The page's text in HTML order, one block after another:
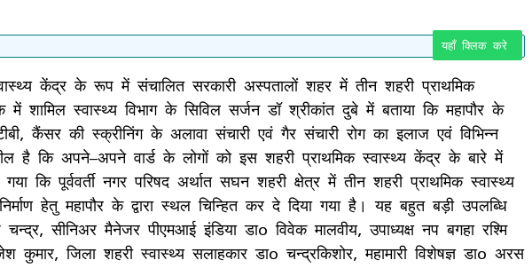
यहाँ क्लिक करे
केंद्र के रूप में संचालित सरकारी अस्पतालों शहर में तीन शहरी प्राथमिक
स्वास्थ्य विभाग के सिविल सर्जन डॉ श्रीकांत दुबे में बताया कि महापौर के
कैंसर की स्क्रीनिंग के अलावा संचारी एवं गैर संचारी रोग का इलाज एवं विभिन्न
है कि अपने–अपने वार्ड के लोगों को इस शहरी प्राथमिक स्वास्थ्य केंद्र के बारे में
पूर्ववर्ती नगर परिषद अर्थात सघन शहरी क्षेत्र में तीन शहरी प्राथमिक स्वास्थ्य
हेतु महापौर के द्वारा स्थल चिन्हित कर दे दिया गया है। यह बहुत बड़ी उपलब्धि
सीनिअर मैनेजर पीएमआई इंडिया डाo विवेक मालवीय, उपाध्यक्ष नप बगहा रश्मि
कुमार, जिला शहरी स्वास्थ्य सलाहकार डाo चन्द्रकिशोर, महामारी विशेषज्ञ डाo अरस